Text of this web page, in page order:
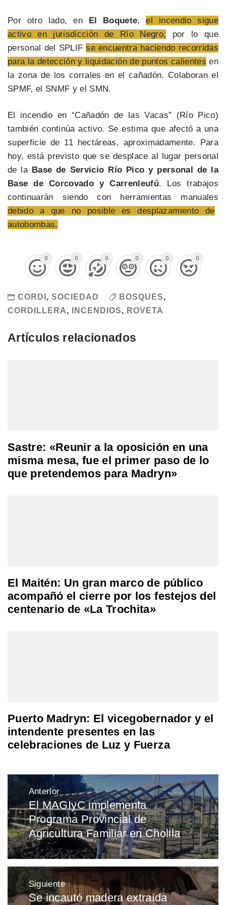
Por otro lado, en El Boquete,el incendio sigue
activo en jurisdicción de Río Negro, por lo que
personal del SPLIFse encuentra haciendo recorridas
para la detección y liquidación de puntos calientes en
la zona de los corrales en el cañadón. Colaboran el
SPMF, el SNMF y el SMN.
El incendio en “Cañadón de las Vacas” (Río Pico)
también continúa activo. Se estima que afectó a una
superficie de 11 hectáreas, aproximadamente. Para
hoy, está previsto que se desplace al lugar personal
de la Base de Servicio Río Pico y personal de la
Base de Corcovado y Carrenleufú. Los trabajos
continuarán siendo con herramientas manuales
debido a que no posible es desplazamiento de
autobombas.
0 0 0 0 0 0
CORDI , SOCIEDAD BOSQUES,
CORDILLERA, INCENDIOS, ROVETA
Artículos relacionados
Sastre: «Reunir a la oposición en una
misma mesa, fue el primer paso de lo
que pretendemos para Madryn»
El Maitén: Un gran marco de público
acompañó el cierre por los festejos del
centenario de «La Trochita»
Puerto Madryn: El vicegobernador y el
intendente presentes en las
celebraciones de Luz y Fuerza
Navegación
de
entradas
Anterior
Entrada
anterior:
El MAGIyC implementa
Programa Provincial de
Agricultura Familiar en Cholila
Siguiente
Entrada
Se incautó madera extraída